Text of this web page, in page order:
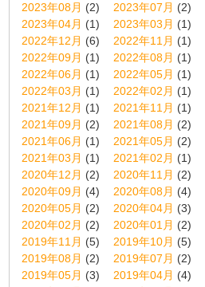
2023年08月 (2) 2023年07月 (2)
2023年04月 (1) 2023年03月 (1)
2022年12月 (6) 2022年11月 (1)
2022年09月 (1) 2022年08月 (1)
2022年06月 (1) 2022年05月 (1)
2022年03月 (1) 2022年02月 (1)
2021年12月 (1) 2021年11月 (1)
2021年09月 (2) 2021年08月 (2)
2021年06月 (1) 2021年05月 (2)
2021年03月 (1) 2021年02月 (1)
2020年12月 (2) 2020年11月 (2)
2020年09月 (4) 2020年08月 (4)
2020年05月 (2) 2020年04月 (3)
2020年02月 (2) 2020年01月 (2)
2019年11月 (5) 2019年10月 (5)
2019年08月 (2) 2019年07月 (2)
2019年05月 (3) 2019年04月 (4)